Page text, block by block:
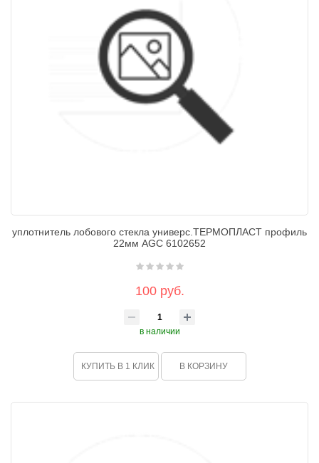
уплотнитель лобового стекла универс.ТЕРМОПЛАСТ профиль
22мм AGC 6102652
100 руб.
в наличии
КУПИТЬ В 1 КЛИК В КОРЗИНУ